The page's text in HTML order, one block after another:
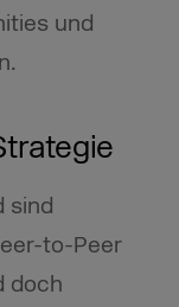
und
sind
to-Peer
doch